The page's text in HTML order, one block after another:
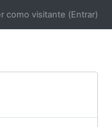
como visitante (Entrar)